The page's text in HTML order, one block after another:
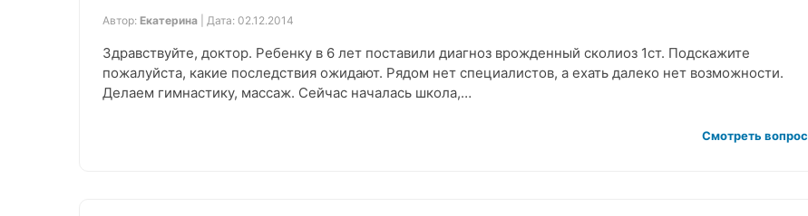
Автор: Екатерина | Дата: 02.12.2014
Здравствуйте, доктор. Ребенку в 6 лет поставили диагноз врожденный сколиоз 1ст. Подскажите
пожалуйста, какие последствия ожидают. Рядом нет специалистов, а ехать далеко нет возможности.
Делаем гимнастику, массаж. Сейчас началась школа,…
Смотреть вопрос